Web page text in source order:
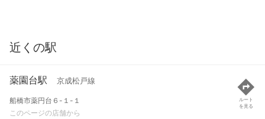
近くの駅
薬園台駅 京成松戸線
船橋市薬円台６-１-１
このページの店舗から
ルート
を見る